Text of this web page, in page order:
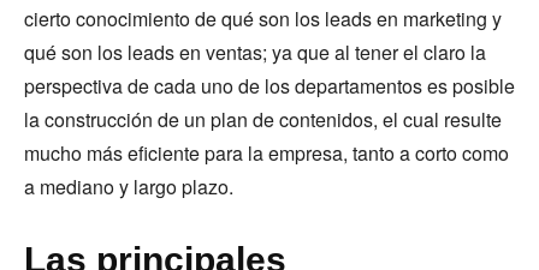
cierto conocimiento de qué son los leads en marketing y
qué son los leads en ventas; ya que al tener el claro la
perspectiva de cada uno de los departamentos es posible
la construcción de un plan de contenidos, el cual resulte
mucho más eficiente para la empresa, tanto a corto como
a mediano y largo plazo.
Las principales